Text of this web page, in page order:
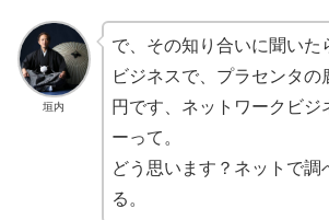
垣内
で、その知り合いに聞いた
ビジネスで、プラセンタの
円です、ネットワークビジ
ーって。
どう思います？ネットで調
る。